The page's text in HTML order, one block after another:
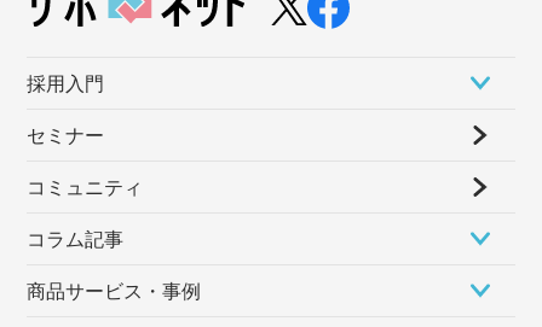
採⽤⼊⾨
セミナー
コミュニティ
コラム記事
商品サービス・事例